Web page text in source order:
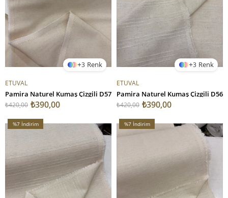
3
ETUVAL
Pamira Naturel Kumaş Çizgili D57
₺390,00
₺420,00
3
ETUVAL
Pamira Naturel Kumaş Çizgili D56
₺390,00
₺420,00
%7 İndirim
%7 İndirim
%7İndirim